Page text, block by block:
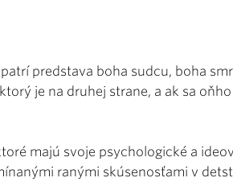
predstava boha sudcu, boha
je na druhej strane, a ak sa oňho
majú svoje psychologické a
ranými skúsenosťami v